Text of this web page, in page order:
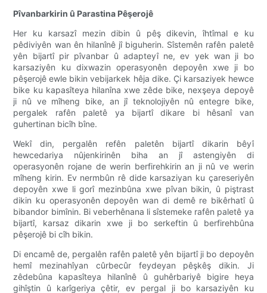
Pîvanbarkirin û Parastina Pêşerojê
Her ku karsazî mezin dibin û pêş dikevin, îhtîmal e ku
pêdiviyên wan ên hilanînê jî biguherin. Sîstemên rafên paletê
yên bijartî pir pîvanbar û adapteyî ne, ev yek wan ji bo
karsaziyên ku dixwazin operasyonên depoyên xwe ji bo
pêşerojê ewle bikin vebijarkek hêja dike. Çi karsaziyek hewce
bike ku kapasîteya hilanîna xwe zêde bike, nexşeya depoyê
ji nû ve mîheng bike, an jî teknolojiyên nû entegre bike,
pergalek rafên paletê ya bijartî dikare bi hêsanî van
guhertinan bicîh bîne.
Wekî din, pergalên refên paletên bijartî dikarin bêyî
hewcedariya nûjenkirinên biha an jî astengiyên di
operasyonên rojane de werin berfirehkirin an ji nû ve werin
mîheng kirin. Ev nermbûn rê dide karsaziyan ku çareseriyên
depoyên xwe li gorî mezinbûna xwe pîvan bikin, û piştrast
dikin ku operasyonên depoyên wan di demê re bikêrhatî û
bibandor bimînin. Bi veberhênana li sîstemeke rafên paletê ya
bijartî, karsaz dikarin xwe ji bo serkeftin û berfirehbûna
pêşerojê bi cîh bikin.
Di encamê de, pergalên rafên paletê yên bijartî ji bo depoyên
hemî mezinahîyan cûrbecûr feydeyan pêşkêş dikin. Ji
zêdebûna kapasîteya hilanînê û guhêrbariyê bigire heya
gihîştin û karîgeriya çêtir, ev pergal ji bo karsaziyên ku